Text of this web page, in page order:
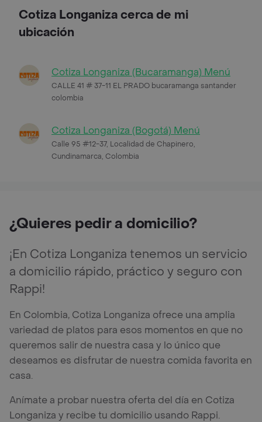
Cotiza Longaniza cerca de mi
ubicación
Cotiza Longaniza (Bucaramanga) Menú
CALLE 41 # 37-11 EL PRADO bucaramanga santander
colombia
Cotiza Longaniza (Bogotá) Menú
Calle 95 #12-37, Localidad de Chapinero,
Cundinamarca, Colombia
¿Quieres pedir a domicilio?
¡En Cotiza Longaniza tenemos un servicio
a domicilio rápido, práctico y seguro con
Rappi!
En Colombia, Cotiza Longaniza ofrece una amplia
variedad de platos para esos momentos en que no
queremos salir de nuestra casa y lo único que
deseamos es disfrutar de nuestra comida favorita en
casa.
Anímate a probar nuestra oferta del día en Cotiza
Longaniza y recibe tu domicilio usando Rappi.